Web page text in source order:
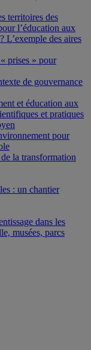
territoires des
l’éducation aux
L’exemple des aires
prises » pour
de gouvernance
et éducation aux
et pratiques
pour
la transformation
: un chantier
dans les
musées, parcs